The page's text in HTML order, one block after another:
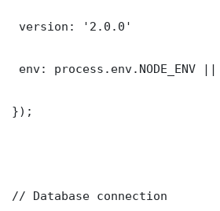
version: '2.0.0'
env: process.env.NODE_ENV
});
// Database connection